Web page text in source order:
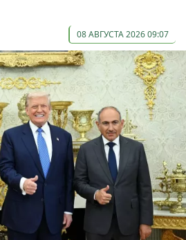
08 АВГУСТА 2026 09:07